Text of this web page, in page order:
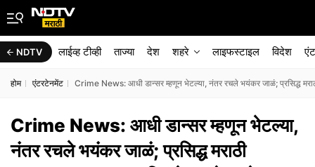
NDTV लाईव्ह टीव्ही ताज्या देश शहरे लाइफस्टाइल विदेश
होम एंटरटेनमेंट Crime News: आधी डान्सर म्हणून भेटल्या, नंतर रचले भयंकर जाळं; प्रसिद्ध
Crime News: आधी डान्सर म्हणून भेटल्या,
नंतर रचले भयंकर जाळं; प्रसिद्ध मराठी